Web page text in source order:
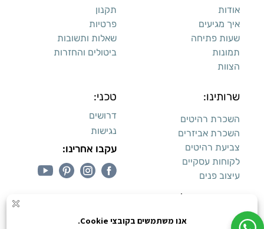
אודות
איך מגיעים
שעות פתיחה
תמונות
הצוות
תקנון
פרטיות
שאלות ותשובות
ביטולים והחזרות
שרותינו:
השכרת רהיטים
השכרת אביזרים
צביעת רהיטים
לקוחות עסקיים
עיצוב פנים
עיצוב דירות למכירה:
טכני:
דרושים
נגישות
עקבו אחרינו: